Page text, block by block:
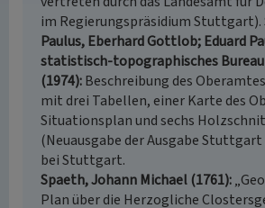
im Regierungspräsidium
Paulus, Eberhard Gottlob; Eduard
statistisch-topographisches
(1974) Beschreibung des
mit drei Tabellen, einer Karte des
Situationsplan und sechs
(Neuausgabe der Ausgabe
bei Stuttgart.
Spaeth, Johann Michael (1761)
Plan über die Herzogliche